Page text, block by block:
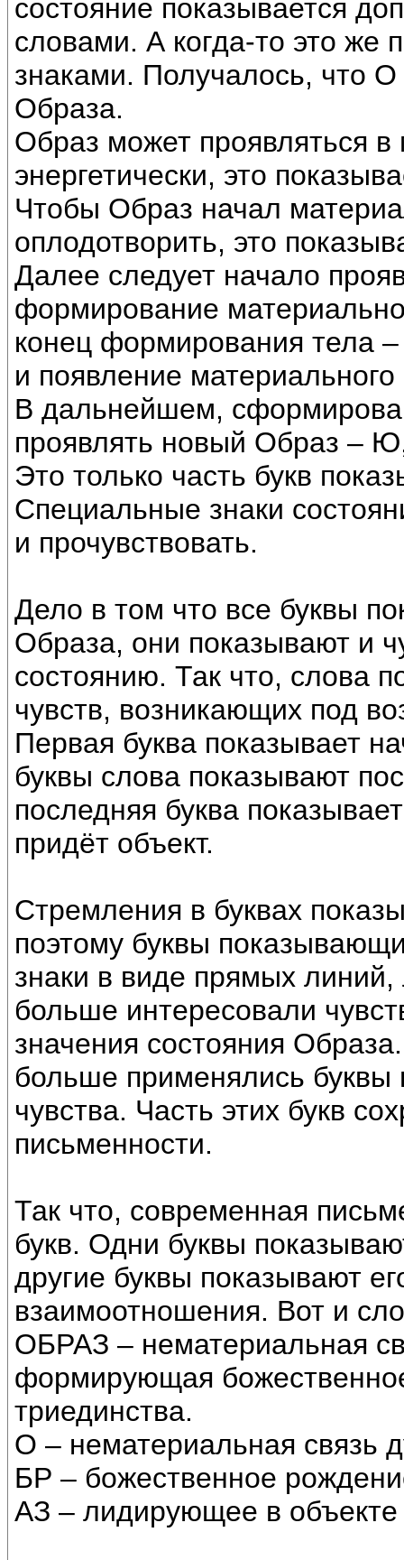
состояние показывается
словами. А когда-то это же
знаками. Получалось, что
Образа.
Образ может проявляться
энергетически, это
Чтобы Образ начал
оплодотворить, это
Далее следует начало
формирование
конец формирования тела
и появление
В дальнейшем,
проявлять новый Образ –
Это только часть букв
Специальные знаки
и прочувствовать.
Дело в том что все буквы
Образа, они показывают и
состоянию. Так что, слова
чувств, возникающих под
Первая буква показывает
буквы слова показывают
последняя буква
придёт объект.
Стремления в буквах
поэтому буквы
знаки в виде прямых
больше интересовали
значения состояния
больше применялись
чувства. Часть этих букв
письменности.
Так что, современная
букв. Одни буквы
другие буквы показывают
взаимоотношения. Вот и
ОБРАЗ – нематериальная
формирующая
триединства.
О – нематериальная связь
БР – божественное
АЗ – лидирующее в